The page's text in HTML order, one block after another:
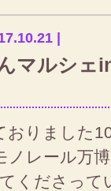
|
マルシェ
おりました
ノレール万
くださって